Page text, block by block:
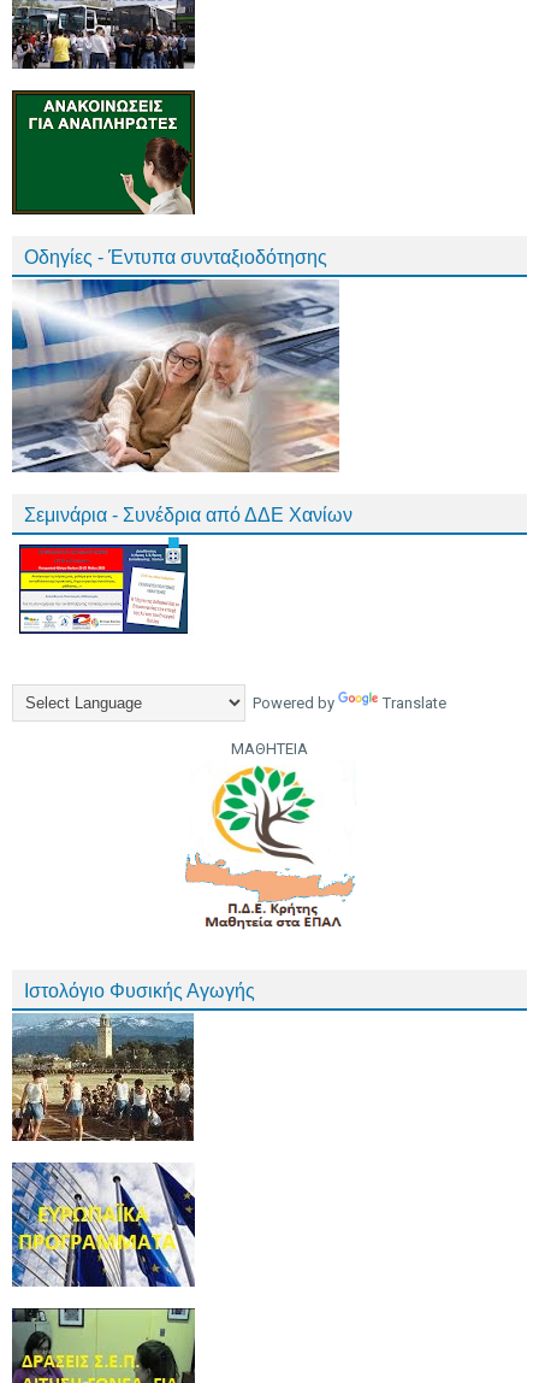
Οδηγίες - Έντυπα συνταξιοδότησης
Σεμινάρια - Συνέδρια από ΔΔΕ Χανίων
Powered by Translate
ΜΑΘΗΤΕΙΑ
Ιστολόγιο Φυσικής Αγωγής